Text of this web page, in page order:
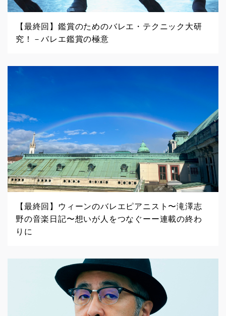
【最終回】鑑賞のためのバレエ・テクニック大研
究！－バレエ鑑賞の極意
【最終回】ウィーンのバレエピアニスト〜滝澤志
野の音楽日記〜想いが人をつなぐーー連載の終わ
りに